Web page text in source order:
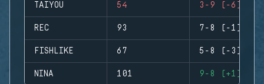
TAIYOU 54 3-9 (-6)
REC 93 7-8 (-1)
FISHLIKE 67 5-8 (-3)
NINA 101 9-8 (+1)